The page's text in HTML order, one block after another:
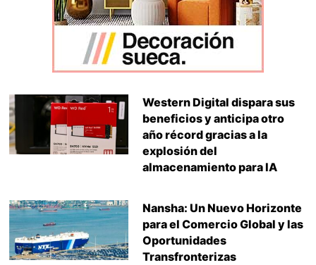
Western Digital dispara sus
beneficios y anticipa otro
año récord gracias a la
explosión del
almacenamiento para IA
Nansha: Un Nuevo Horizonte
para el Comercio Global y las
Oportunidades
Transfronterizas